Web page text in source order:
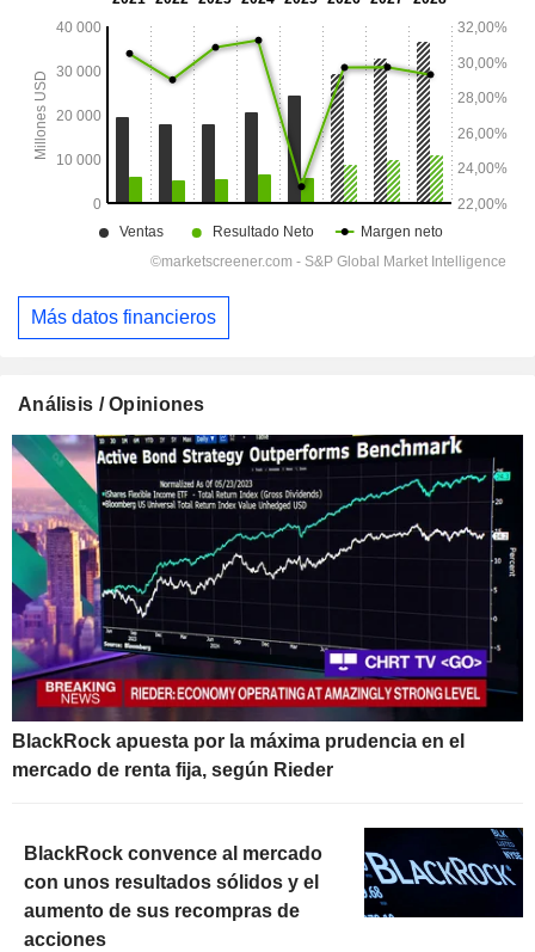
Más datos financieros
Análisis / Opiniones
BlackRock apuesta por la máxima prudencia en el
mercado de renta fija, según Rieder
BlackRock convence al mercado
con unos resultados sólidos y el
aumento de sus recompras de
acciones